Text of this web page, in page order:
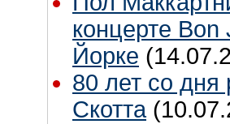
концерте
Йорке
80 лет со
Скотта